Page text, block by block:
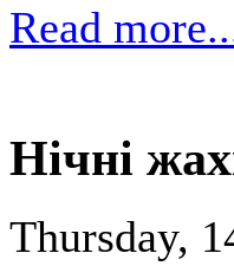
Read
Нічні
Thursday,